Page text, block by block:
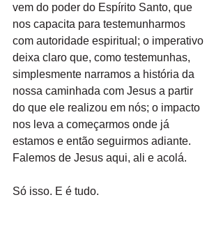
vem do poder do Espírito Santo, que
nos capacita para testemunharmos
com autoridade espiritual; o imperativo
deixa claro que, como testemunhas,
simplesmente narramos a história da
nossa caminhada com Jesus a partir
do que ele realizou em nós; o impacto
nos leva a começarmos onde já
estamos e então seguirmos adiante.
Falemos de Jesus aqui, ali e acolá.
Só isso. E é tudo.